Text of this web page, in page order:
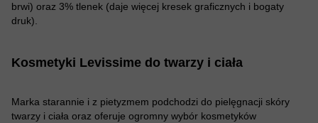
brwi) oraz 3% tlenek (daje więcej kresek graficznych i bogaty
druk).
Kosmetyki Levissime do twarzy i ciała
Marka starannie i z pietyzmem podchodzi do pielęgnacji skóry
twarzy i ciała oraz oferuje ogromny wybór kosmetyków